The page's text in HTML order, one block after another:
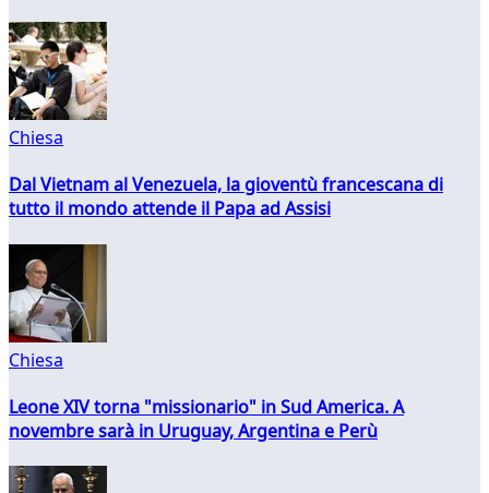
Chiesa
Dal Vietnam al Venezuela, la gioventù francescana di
tutto il mondo attende il Papa ad Assisi
Chiesa
Leone XIV torna "missionario" in Sud America. A
novembre sarà in Uruguay, Argentina e Perù